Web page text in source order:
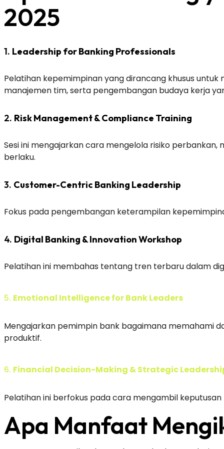
2025
1. Leadership for Banking Professionals
Pelatihan kepemimpinan yang dirancang khusus
manajemen tim, serta pengembangan budaya kerja
2. Risk Management & Compliance Training
Sesi ini mengajarkan cara mengelola risiko
berlaku.
3. Customer-Centric Banking Leadership
Fokus pada pengembangan keterampilan
4. Digital Banking & Innovation Workshop
Pelatihan ini membahas tentang tren terbaru dalam
5. Emotional Intelligence for Bank Leaders
Mengajarkan pemimpin bank bagaimana memahami
produktif.
6. Financial Decision-Making & Strategic
Pelatihan ini berfokus pada cara mengambil
Apa Manfaat